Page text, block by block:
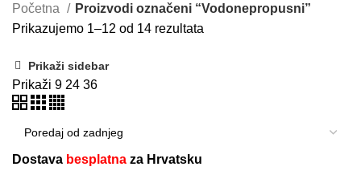
Početna
Proizvodi označeni “Vodonepropusni”
Prikazujemo 1–12 od 14 rezultata
Prikaži sidebar
Prikaži 9 24 36
Dostava besplatna za Hrvatsku